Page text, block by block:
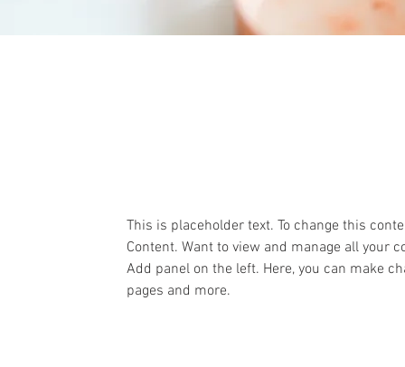
This is placeholder text. To change this
Content. Want to view and manage all your
Add panel on the left. Here, you can make
pages and more.